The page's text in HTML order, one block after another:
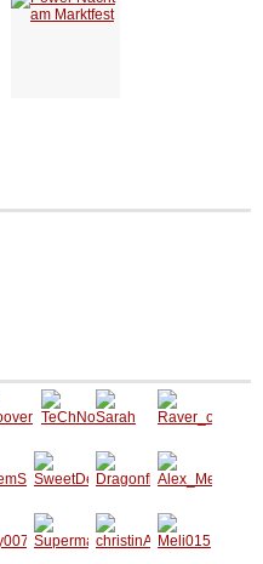
TeChNo
GiRl_15
Sarah
Raver_
on_Dop
e
SweetD
evil3
Dragon
fly
Alex_M
eier